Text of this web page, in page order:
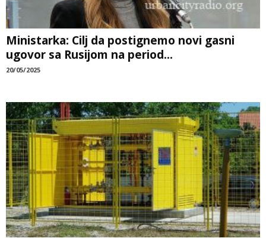
Ministarka: Cilj da postignemo novi gasni
ugovor sa Rusijom na period...
20/05/2025